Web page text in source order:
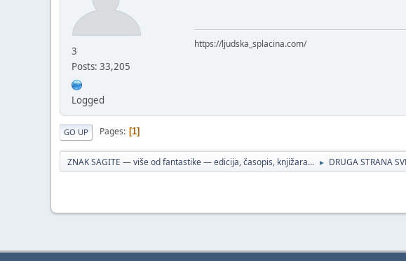
3
Posts: 33,205
Logged
https://ljudska_splacina.com/
GO UP Pages 1
ZNAK SAGITE — više od fantastike — edicija, časopis, knjižara... ► DRUGA STRANA